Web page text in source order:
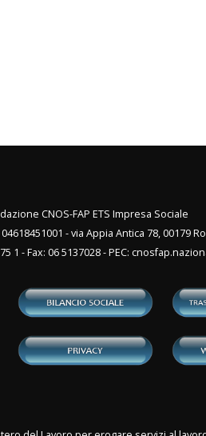
CNOS-FAP ETS Impresa Sociale
- via Appia Antica 78, 00179
1 - Fax: 06 5137028 - PEC: